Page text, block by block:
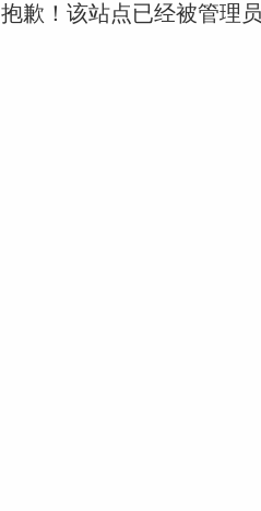
抱歉！该站点已经被管理